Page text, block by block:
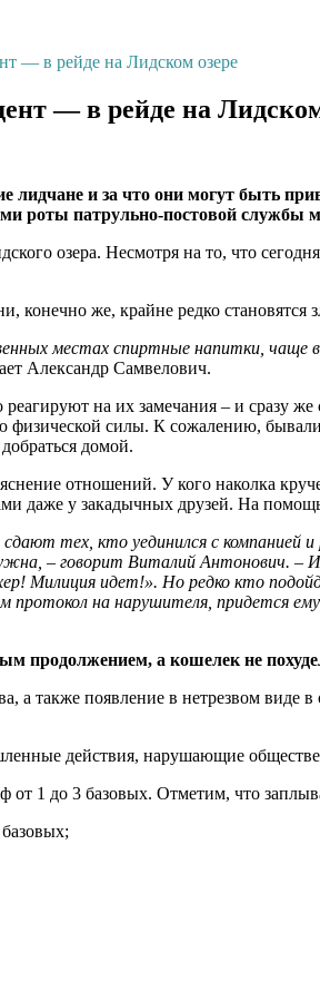
— в рейде на Лидском озере
— в рейде на
и за что они могут быть
роты патрульно-постовой
озера. Несмотря на то, что
же, крайне редко
местах спиртные напитки, чаще
Александр Самвелович.
на их замечания – и сразу же
физической силы. К сожалению,
домой.
отношений. У кого наколка
даже у закадычных друзей. На
тех, кто уединился с
– говорит Виталий Антонович. –
Милиция идет!». Но редко кто
протокол на нарушителя, придется
продолжением, а кошелек не
а также появление в нетрезвом
действия, нарушающие
от 1 до 3 базовых. Отметим, что